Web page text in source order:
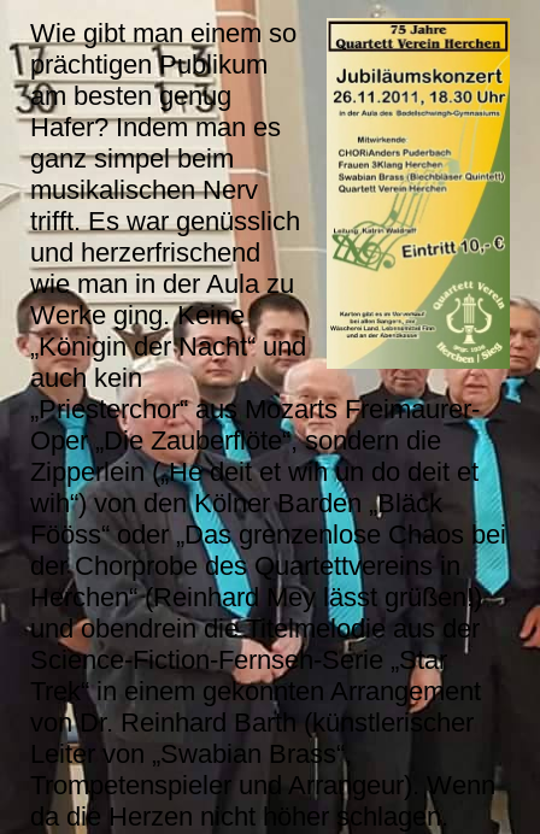
Wie gibt man einem so
prächtigen Publikum
am besten genug
Hafer? Indem man es
ganz simpel beim
musikalischen Nerv
trifft. Es war genüsslich
und herzerfrischend
wie man in der Aula zu
Werke ging. Keine
„Königin der Nacht“ und
auch kein
„Priesterchor“ aus Mozarts Freimaurer-
Oper „Die Zauberflöte“, sondern die
Zipperlein („He deit et wih un do deit et
wih“) von den Kölner Barden „Bläck
Fööss“ oder „Das grenzenlose Chaos bei
der Chorprobe des Quartettvereins in
Herchen“ (Reinhard Mey lässt grüßen!)
und obendrein die Titelmelodie aus der
Science-Fiction-Fernseh-Serie „Star
Trek“ in einem gekonnten Arrangement
von Dr. Reinhard Barth (künstlerischer
Leiter von „Swabian Brass“,
Trompetenspieler und Arrangeur). Wenn
da die Herzen nicht höher schlagen.